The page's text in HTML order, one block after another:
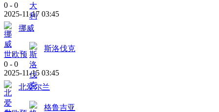
0 - 0
2025-11-17 03:45
挪威
世欧预
斯洛伐克
0 - 0
2025-11-15 03:45
北爱尔兰
格鲁吉亚